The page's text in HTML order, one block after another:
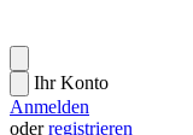
Ihr Konto
Anmelden
oderregistrieren